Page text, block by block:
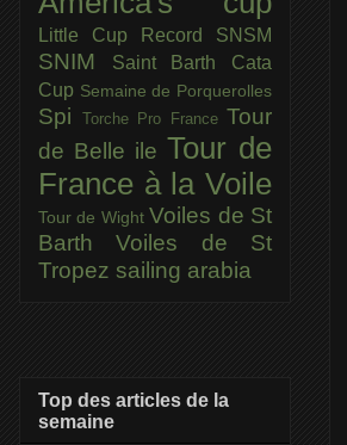
Little Cup Record SNSM
SNIM
Saint Barth Cata
Cup Semaine de Porquerolles
Spi Torche Pro France Tour
de Belle ile Tour de
France à la Voile
Tour de Wight Voiles de St
BarthVoiles de St
Tropez sailing arabia
Top des articles de la
semaine